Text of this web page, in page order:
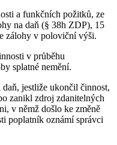
a funkčních požitků, ze
na daň (§ 38h ZDP), 15
zálohy v poloviční výši.
v průběhu
splatné nemění.
jestliže ukončil činnost,
zanikl zdroj zdanitelných
v němž došlo ke změně
poplatník oznámí správci